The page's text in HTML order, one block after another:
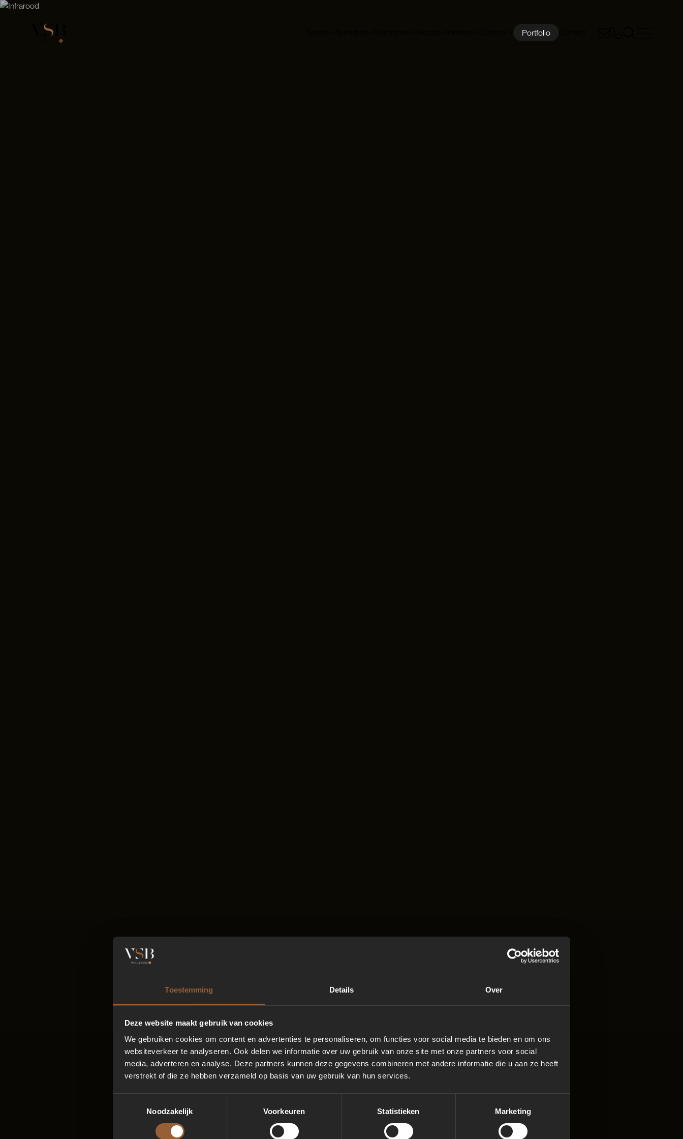
Toestemming Details Over
Deze website maakt gebruik van cookies
We gebruiken cookies om content en advertenties te personaliseren, om functies voor social media te bieden en om ons
websiteverkeer te analyseren. Ook delen we informatie over uw gebruik van onze site met onze partners voor social
media, adverteren en analyse. Deze partners kunnen deze gegevens combineren met andere informatie die u aan ze heeft
verstrekt of die ze hebben verzameld op basis van uw gebruik van hun services.
Noodzakelijk
Voorkeuren Statistieken Marketing
Portfolio